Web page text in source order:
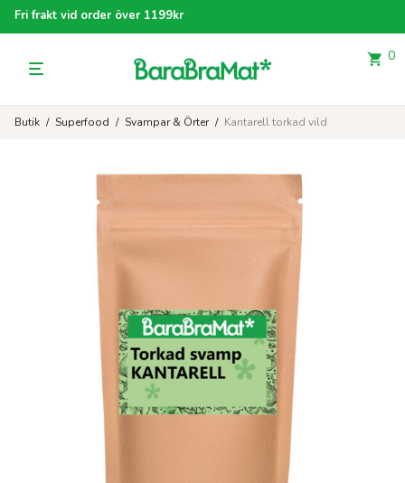
Fri frakt vid order över 1199kr
0
Butik / Superfood / Svampar & Örter / Kantarell torkad vild